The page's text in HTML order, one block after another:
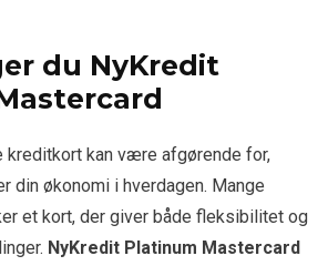
du NyKredit
kan være afgørende for,
din økonomi i hverdagen. Mange
et kort, der giver både fleksibilitet og
NyKredit Platinum Mastercard